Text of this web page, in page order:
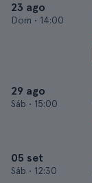
23 ago
Dom • 14:00
29 ago
Sáb • 15:00
05 set
Sáb • 12:30